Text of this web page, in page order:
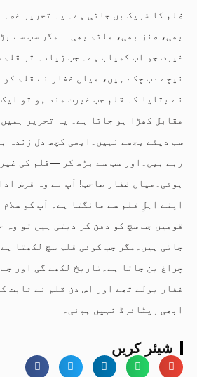
ظلم کا شریک بن جاتی ہے۔ یہ تحریر غصہ
بھی، طنز بھی، ماتم بھی —مگر سب سے
غیرت جو اب کمیاب ہے۔ جب زیادہ تر
نیچے دب چکے ہیں، میاں غفار نے قلم
نے بتایا کہ قلم جب غیرت مند ہو تو
مقابل کھڑا ہو جاتا ہے۔ یہ تحریر ہمیں
سب دیئے بجھے نہیں۔ابھی کچھ دل زندہ
رہے ہیں۔اور سب سے بڑھ کر —قلم کی
ہوئی۔میاں غفار صاحب! آپ نے وہ قرض
اپنے اہلِ قلم سے مانگتا ہے۔ آپ کو سلام
قومیں جب سچ کو دفن کر دیتی ہیں تو وہ
جاتی ہیں۔مگر جب کوئی قلم سچ لکھتا
چراغ بن جاتا ہے۔تاریخ لکھے گی اور
غفار بولے تھے اور اس دن قلم نے ثابت
ابھی ریٹائرڈ نہیں ہوئی۔
شیئر کریں